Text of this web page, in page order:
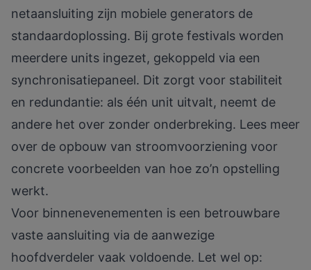
netaansluiting zijn mobiele generators de
standaardoplossing. Bij grote festivals worden
meerdere units ingezet, gekoppeld via een
synchronisatiepaneel. Dit zorgt voor stabiliteit
en redundantie: als één unit uitvalt, neemt de
andere het over zonder onderbreking. Lees meer
over de opbouw van stroomvoorziening voor
concrete voorbeelden van hoe zo’n opstelling
werkt.
Voor binnenevenementen is een betrouwbare
vaste aansluiting via de aanwezige
hoofdverdeler vaak voldoende. Let wel op: